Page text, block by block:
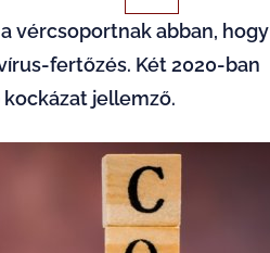
vércsoportnak abban, hogy
fertőzés. Két 2020-ban
jellemző.